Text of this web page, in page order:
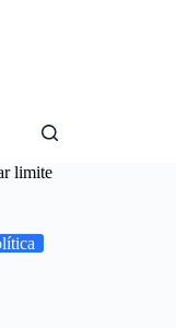
limite